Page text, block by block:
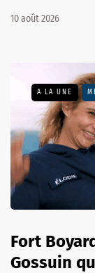
10 août 2026
A LA UNE
Fort
Gossuin